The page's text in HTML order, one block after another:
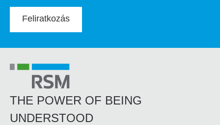
Feliratkozás
THE POWER OF BEING
UNDERSTOOD